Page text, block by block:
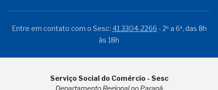
Entre em contato com o Sesc: 41 3304-2266 - 2ª a 6ª, das 8h
às 18h
Serviço Social do Comércio - Sesc
Departamento Regional no Paraná